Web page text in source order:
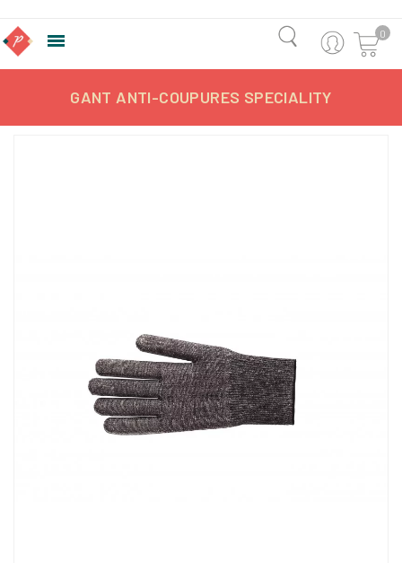
 0
GANT ANTI-COUPURES SPECIALITY